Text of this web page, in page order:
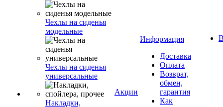
Чехлы на сиденья
модельные
Чехлы на сиденья
универсальные
Накладки,
Акции
Информация
Доставка
Оплата
Возврат,
обмен,
гарантия
Как